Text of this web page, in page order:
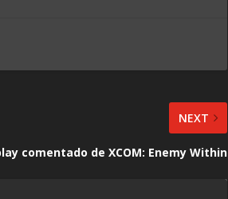
NEXT
comentado de XCOM: Enemy Within